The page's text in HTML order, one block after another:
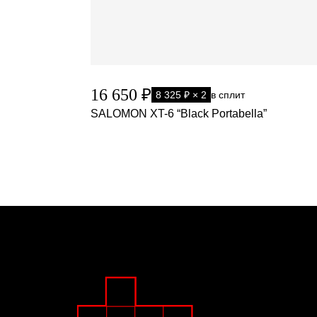
16 650 ₽ 8 325 ₽ × 2 в сплит
SALOMON XT-6 “Black Portabella”